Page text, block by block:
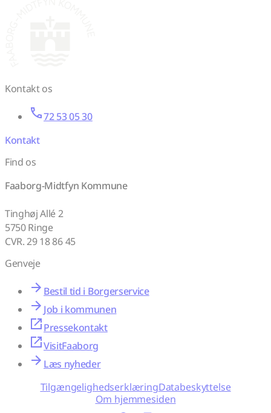
Kontakt os
72 53 05 30
Kontakt
Find os
Faaborg-Midtfyn Kommune
Tinghøj Allé 2
5750 Ringe
CVR. 29 18 86 45
Genveje
Bestil tid i Borgerservice
Job i kommunen
Pressekontakt
VisitFaaborg
Læs nyheder
TilgængelighedserklæringDatabeskyttelse
Om hjemmesiden